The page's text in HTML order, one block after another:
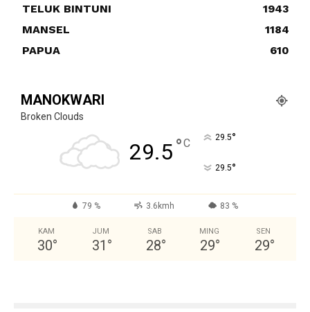
TELUK BINTUNI
1943
MANSEL
1184
PAPUA
610
MANOKWARI
Broken Clouds
29.5°C 29.5°
29.5°
79 % 3.6kmh 83 %
KAM
30°
JUM
31 °
SAB
28°
MING
29°
SEN
29°